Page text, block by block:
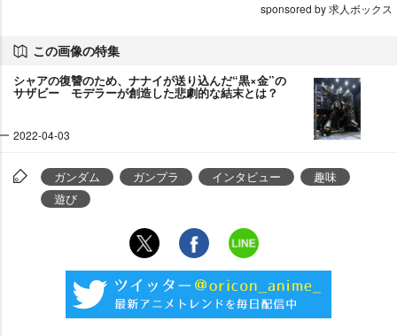
sponsored by 求人ボックス
この画像の特集
シャアの復讐のため、ナナイが送り込んだ“黒×金”の
サザビー モデラーが創造した悲劇的な結末とは？
2022-04-03
ガンダム ガンプラ インタビュー
趣味
遊び